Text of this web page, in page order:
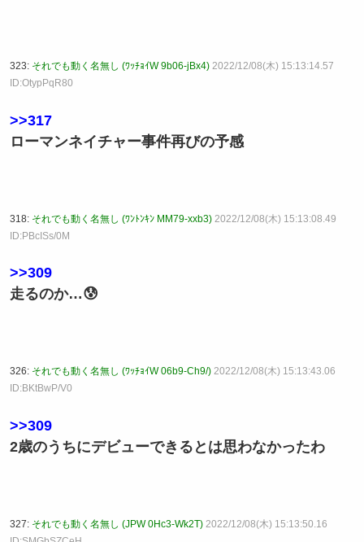
323: それでも動く名無し (ﾜｯﾁｮｲW 9b06-jBx4) 2022/12/08(木) 15:13:14.57
ID:OtypPqR80
>>317
ローマンネイチャー事件再びの予感
318: それでも動く名無し (ﾜﾝﾄﾝｷﾝ MM79-xxb3) 2022/12/08(木) 15:13:08.49
ID:PBcISs/0M
>>309
走るのか…😰
326: それでも動く名無し (ﾜｯﾁｮｲW 06b9-Ch9/) 2022/12/08(木) 15:13:43.06
ID:BKtBwP/V0
>>309
2歳のうちにデビューできるとは思わなかったわ
327: それでも動く名無し (JPW 0Hc3-Wk2T) 2022/12/08(木) 15:13:50.16